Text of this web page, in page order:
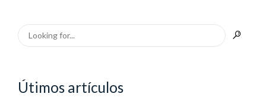
Útimos artículos